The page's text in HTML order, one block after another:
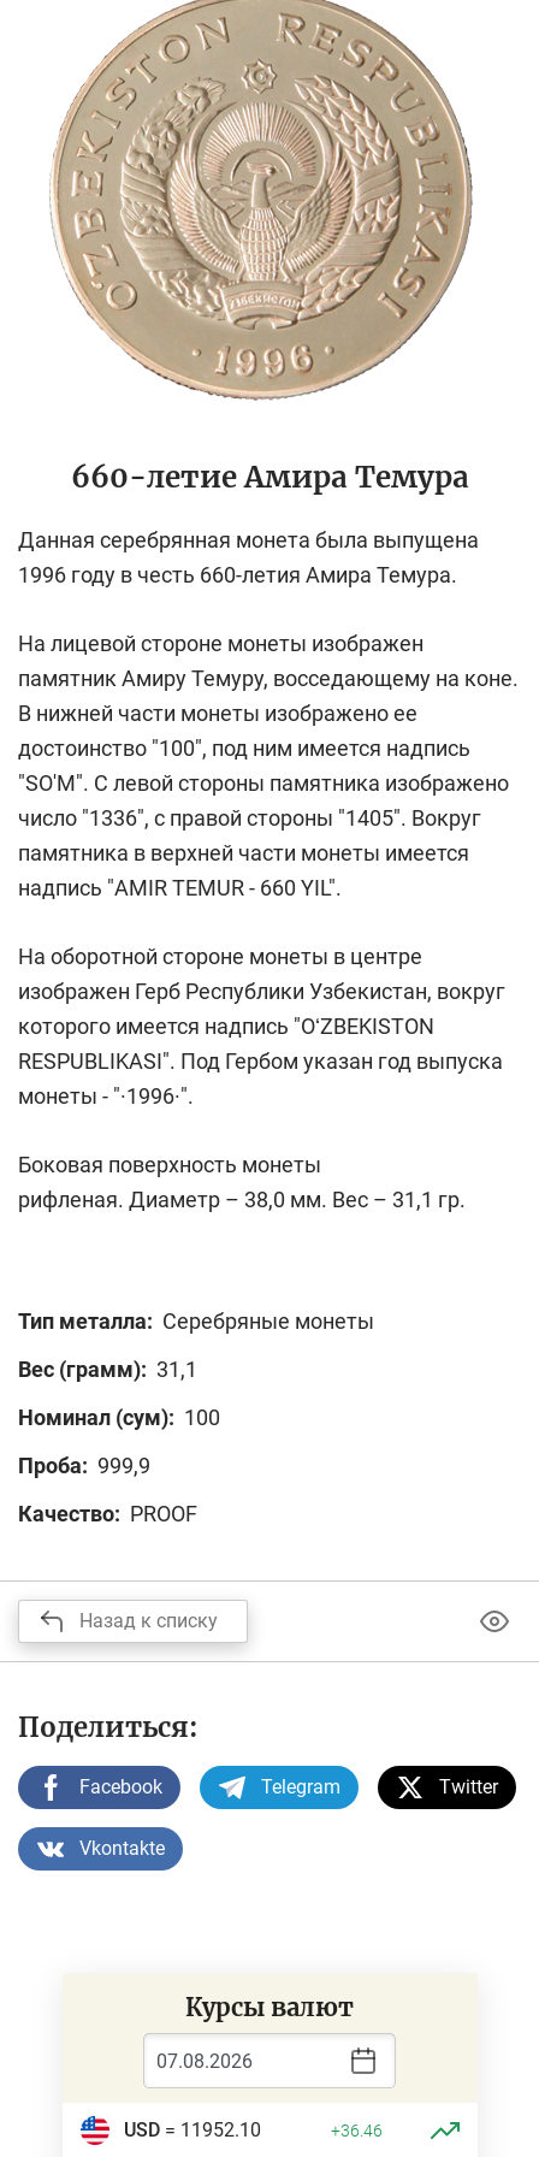
660-летие Амира Темура
Данная серебрянная монета была выпущена
1996 году в честь 660-летия Амира Темура.
На лицевой стороне монеты изображен
памятник Амиру Темуру, восседающему на коне.
В нижней части монеты изображено ее
достоинство "100", под ним имеется надпись
"SO'M". С левой стороны памятника изображено
число "1336", с правой стороны "1405". Вокруг
памятника в верхней части монеты имеется
надпись "AMIR TEMUR - 660 YIL".
На оборотной стороне монеты в центре
изображен Герб Республики Узбекистан, вокруг
которого имеется надпись "OʻZBEKISTON
RESPUBLIKASI". Под Гербом указан год выпуска
монеты - "·1996·".
Боковая поверхность монеты
рифленая. Диаметр – 38,0 мм. Вес – 31,1 гр.
Тип металла: Серебряные монеты
Вес (грамм): 31,1
Номинал (сум): 100
Проба: 999,9
Качество: PROOF
Назад к списку
Поделиться:
Facebook Telegram Twitter
Vkontakte
Курсы валют
USD= 11952.10 +36.46